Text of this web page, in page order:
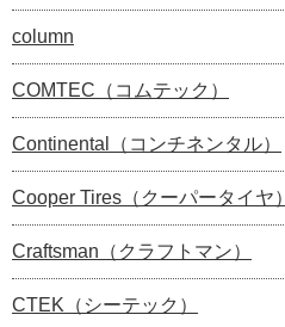
column
COMTEC（コムテック）
Continental（コンチネンタル）
Cooper Tires（クーパータイヤ）
Craftsman（クラフトマン）
CTEK（シーテック）